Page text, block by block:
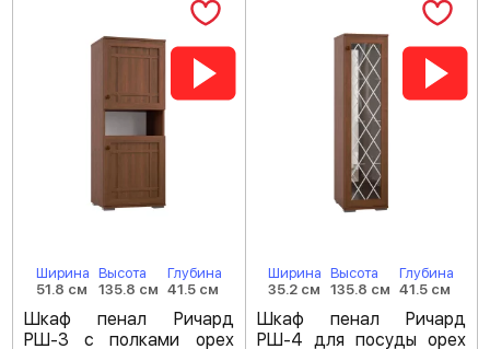
Ширина
51.8 см
Высота
135.8 см
Глубина
41.5 см
Шкаф пенал Ричард
РШ-3 с полками орех
Ширина
35.2 см
Высота
135.8 см
Глубина
41.5 см
Шкаф пенал Ричард
РШ-4 для посуды орех